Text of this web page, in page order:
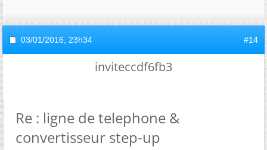
03/01/2016, 23h34 #14
inviteccdf6fb3
Re : ligne de telephone &
convertisseur step-up